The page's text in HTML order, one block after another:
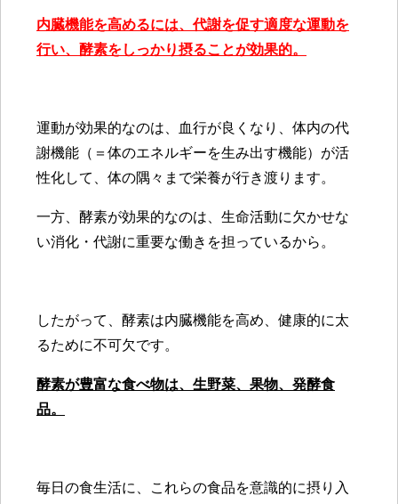
内臓機能を高めるには、代謝を促す適度な運動を
行い、酵素をしっかり摂ることが効果的。
運動が効果的なのは、血行が良くなり、体内の代
謝機能（＝体のエネルギーを生み出す機能）が活
性化して、体の隅々まで栄養が行き渡ります。
一方、酵素が効果的なのは、生命活動に欠かせな
い消化・代謝に重要な働きを担っているから。
したがって、酵素は内臓機能を高め、健康的に太
るために不可欠です。
酵素が豊富な食べ物は、生野菜、果物、発酵食
品。
毎日の食生活に、これらの食品を意識的に摂り入